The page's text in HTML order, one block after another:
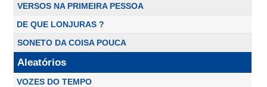
VERSOS NA PRIMEIRA PESSOA
DE QUE LONJURAS ?
SONETO DA COISA POUCA
Aleatórios
VOZES DO TEMPO